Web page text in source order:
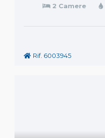
2 Camere
Rif. 6003945